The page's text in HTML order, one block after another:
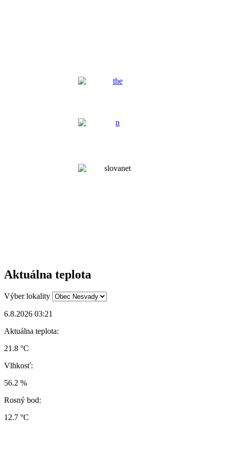
Aktuálna teplota
Výber lokality
6.8.2026 03:21
Aktuálna teplota:
21.8 °C
Vlhkosť:
56.2 %
Rosný bod:
12.7 °C